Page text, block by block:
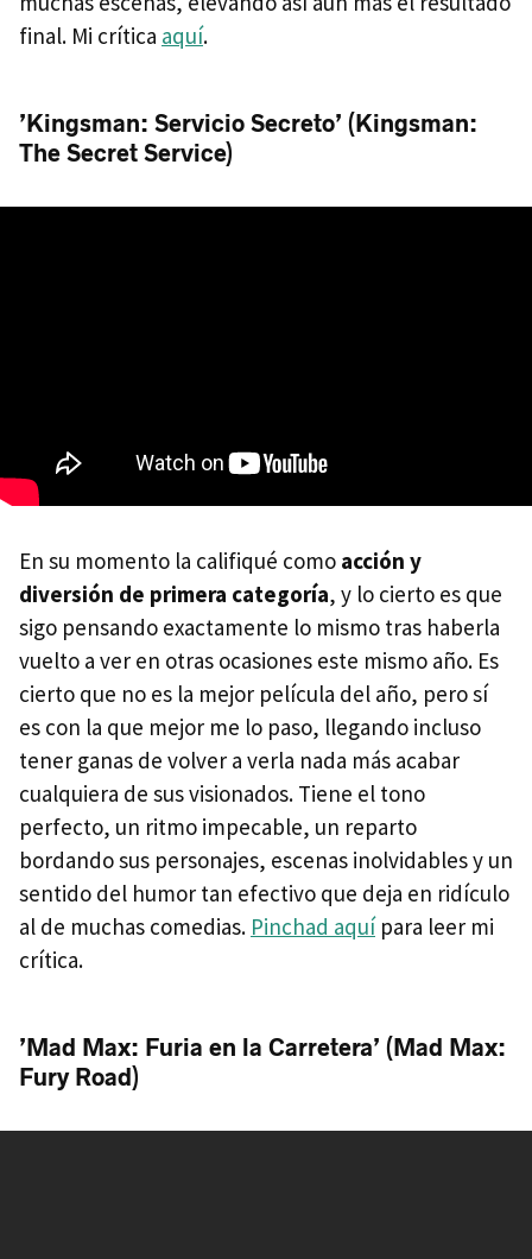
final. Mi crítica aquí.
’Kingsman: Servicio Secreto’ (Kingsman:
The Secret Service)
En su momento la califiqué como acción y
diversión de primera categoría, y lo cierto es que
sigo pensando exactamente lo mismo tras haberla
vuelto a ver en otras ocasiones este mismo año. Es
cierto que no es la mejor película del año, pero sí
es con la que mejor me lo paso, llegando incluso
tener ganas de volver a verla nada más acabar
cualquiera de sus visionados. Tiene el tono
perfecto, un ritmo impecable, un reparto
bordando sus personajes, escenas inolvidables y un
sentido del humor tan efectivo que deja en ridículo
al de muchas comedias. Pinchad aquípara leer mi
crítica.
’Mad Max: Furia en la Carretera’ (Mad Max:
Fury Road)